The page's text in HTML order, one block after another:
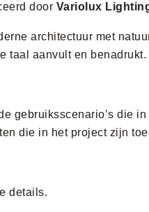
door Variolux
architectuur met
taal aanvult en benadrukt.
gebruiksscenario’s die
die in het project zijn
details.